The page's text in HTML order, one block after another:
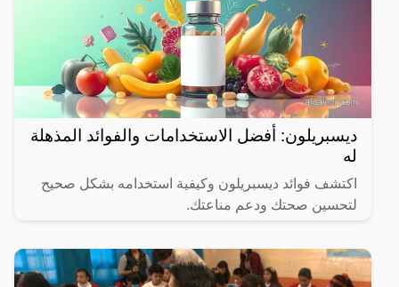
ديسبريلون: أفضل الاستخدامات والفوائد المذهلة
له
اكتشف فوائد ديسبريلون وكيفية استخدامه بشكل صحيح
لتحسين صحتك ودعم مناعتك.